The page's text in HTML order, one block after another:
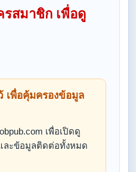
รสมาชิก เพื่อดู
เพื่อคุ้มครองข้อมูล
เพื่อเปิดดู
และข้อมูลติดต่อทั้งหมด